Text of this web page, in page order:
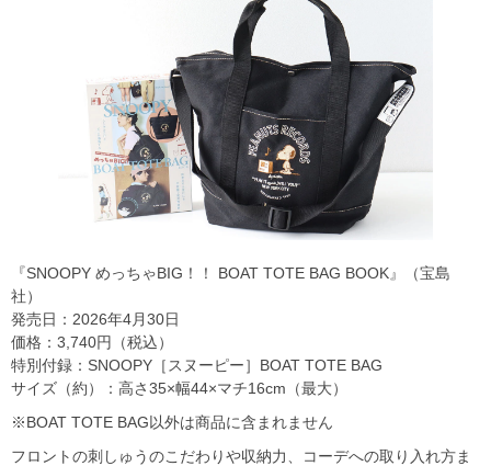
『SNOOPY めっちゃBIG！！ BOAT TOTE BAG BOOK』（宝島
社）
発売日：2026年4月30日
価格：3,740円（税込）
特別付録：SNOOPY［スヌーピー］BOAT TOTE BAG
サイズ（約）：高さ35×幅44×マチ16cm（最大）
※BOAT TOTE BAG以外は商品に含まれません
フロントの刺しゅうのこだわりや収納力、コーデへの取り入れ方ま